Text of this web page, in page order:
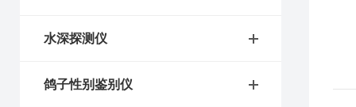
水深探测仪
鸽子性别鉴别仪